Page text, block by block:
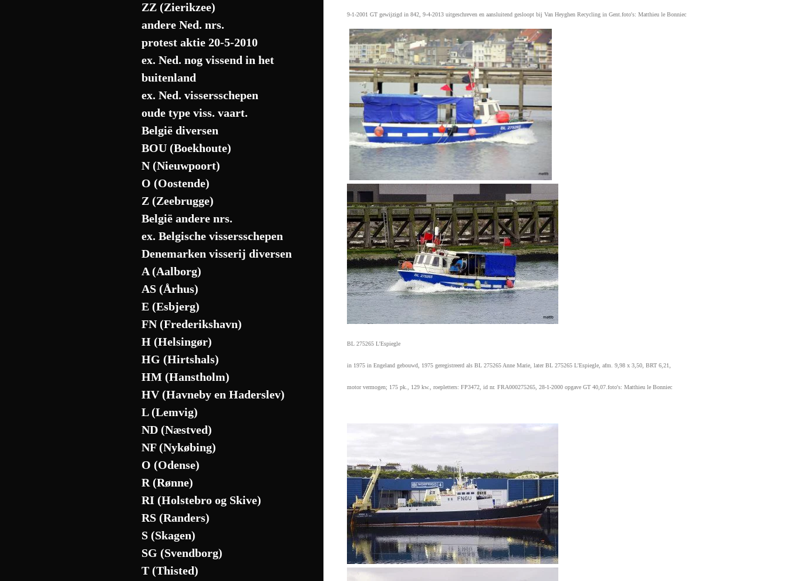
9-1-2001 GT gewijzigd in 842, 9-4-2013 uitgeschreven en aansluitend gesloopt bij Van Heyghen Recycling in Gent.foto's: Matthieu le Bonniec
BL 275265 L'Espiegle
in 1975 in Engeland gebouwd, 1975 geregistreerd als BL 275265 Anne Marie, later BL 275265 L'Espiegle, afm. 9,98 x 3,50, BRT 6,21,
motor vermogen; 175 pk., 129 kw., roepletters: FP3472, id nr. FRA000275265, 28-1-2000 opgave GT 40,07.foto's: Matthieu le Bonniec
ZZ (Zierikzee)
andere Ned. nrs.
protest aktie 20-5-2010
ex. Ned. nog vissend in het
buitenland
ex. Ned. vissersschepen
oude type viss. vaart.
België diversen
BOU (Boekhoute)
N (Nieuwpoort)
O (Oostende)
Z (Zeebrugge)
België andere nrs.
ex. Belgische vissersschepen
Denemarken visserij diversen
A (Aalborg)
AS (Århus)
E (Esbjerg)
FN (Frederikshavn)
H (Helsingør)
HG (Hirtshals)
HM (Hanstholm)
HV (Havneby en Haderslev)
L (Lemvig)
ND (Næstved)
NF (Nykøbing)
O (Odense)
R (Rønne)
RI (Holstebro og Skive)
RS (Randers)
S (Skagen)
SG (Svendborg)
T (Thisted)